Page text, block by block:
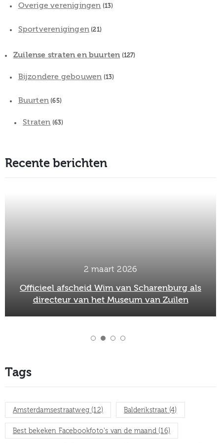
Overige verenigingen (13)
Sportverenigingen (21)
Zuilense straten en buurten (127)
Bijzondere gebouwen (13)
Buurten (65)
Straten (63)
Recente berichten
2 maart 2026
Officieel afscheid Wim van Scharenburg als
directeur van het Museum van Zuilen
Tags
Amsterdamsestraatweg (12) Balderikstraat(4)
Best bekeken Facebookfoto's van de maand (16)